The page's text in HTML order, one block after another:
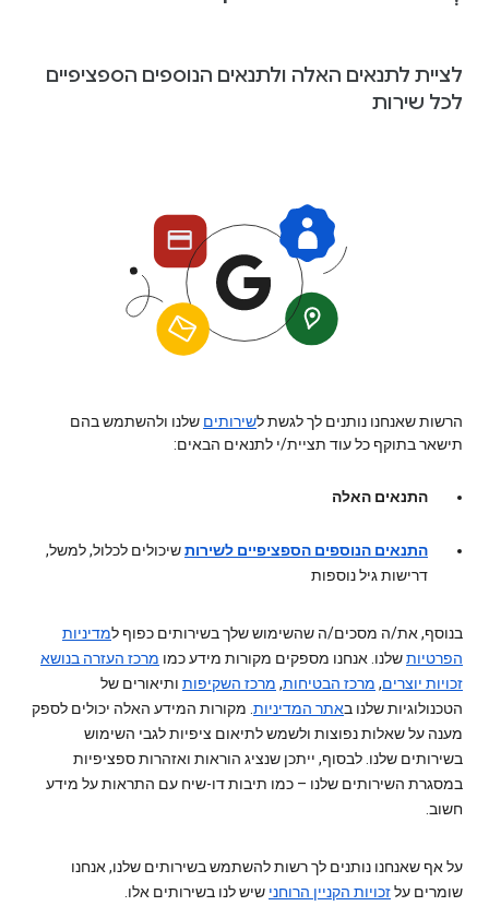
לציית לתנאים האלה ולתנאים הנוספים הספציפיים
לכל שירות
הרשות שאנחנו נותנים לך לגשת לשירותים שלנו ולהשתמש בהם
תישאר בתוקף כל עוד תציית/י לתנאים הבאים:
התנאים האלה
התנאים הנוספים הספציפיים לשירותשיכולים לכלול, למשל,
דרישות גיל נוספות
בנוסף, את/ה מסכים/ה שהשימוש שלך בשירותים כפוף למדיניות
הפרטיותשלנו. אנחנו מספקים מקורות מידע כמו מרכז העזרה בנושא
זכויות יוצרים, מרכז הבטיחות, מרכז השקיפות ותיאורים של
הטכנולוגיות שלנו באתר המדיניות . מקורות המידע האלה יכולים לספק
מענה על שאלות נפוצות ולשמש לתיאום ציפיות לגבי השימוש
בשירותים שלנו. לבסוף, ייתכן שנציג הוראות ואזהרות ספציפיות
במסגרת השירותים שלנו – כמו תיבות דו-שיח עם התראות על מידע
חשוב.
על אף שאנחנו נותנים לך רשות להשתמש בשירותים שלנו, אנחנו
שומרים עלזכויות הקניין הרוחני שיש לנו בשירותים אלו.